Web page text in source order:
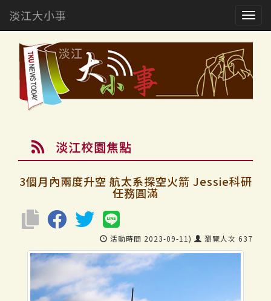
淡江大小事
淡江校園焦點
3個月內兩度升空 航太系探空火箭 Jessie科研
任務圓滿
活動時間 2023-09-11) 瀏覽人次 637